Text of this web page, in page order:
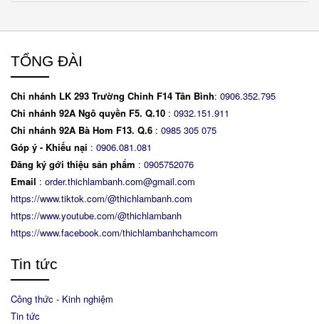
TỔNG ĐÀI
Chi nhánh LK 293 Trường Chinh F14 Tân Bình: 0906.352.795
Chi nhánh 92A Ngô quyền F5. Q.10 : 0932.151.911
Chi nhánh 92A Bà Hom F13. Q.6 : 0985 305 075
Góp ý - Khiếu nại : 0906.081.081
Đăng ký gới thiệu sản phẩm : 0905752076
Email : order.thichlambanh.com@gmail.com
https://www.tiktok.com/@thichlambanh.com
https://www.youtube.com/@thichlambanh
https://www.facebook.com/thichlambanhchamcom
Tin tức
Công thức - Kinh nghiệm
Tin tức